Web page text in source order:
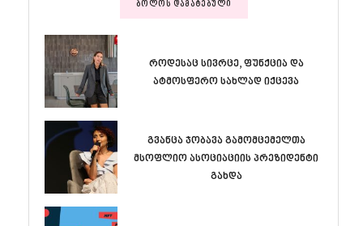
ᲑᲝᲚᲝᲡ ᲓᲐᲛᲐᲢᲔᲑᲣᲚᲘ
როდესაც სივრცე, ფუნქცია და
ატმოსფერო სახლად იქცევა
გვანცა ჯობავა გამომცემელთა
მსოფლიო ასოციაციის პრეზიდენტი
გახდა